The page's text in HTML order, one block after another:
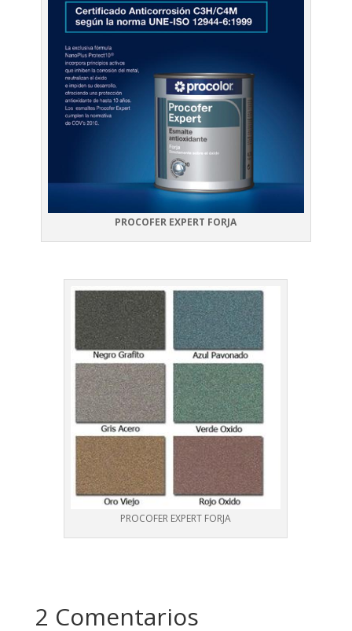
PROCOFER EXPERT FORJA
PROCOFER EXPERT FORJA
2 Comentarios